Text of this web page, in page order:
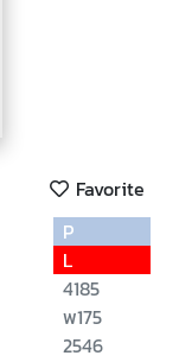
Favorite
P
L
4185
พ175
2546